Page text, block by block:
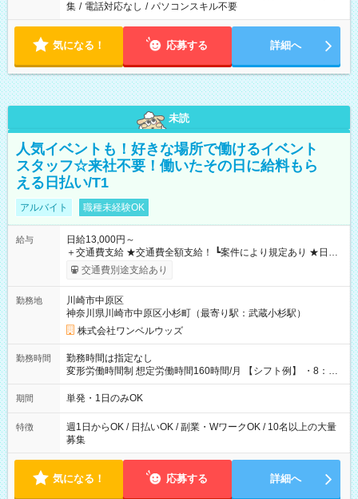
集 / 電話対応なし / パソコンスキル不要
気になる！ 応募する 詳細へ
未読
人気イベントも！好きな場所で働けるイベント
スタッフ☆来社不要！働いたその日に給料もら
える日払い/T1
アルバイト 職種未経験OK
給与
日給13,000円～
＋交通費支給 ★交通費全額支給！ ┗案件により規定あり ★日払
いOK！（規定あり） ┗働いたその日に現金GET♪ お仕事後はコ
ンビニATMから 日払い分を引き落とせます！ 【試用期間】試
交通費別途支給あり
勤務地
川崎市中原区
神奈川県川崎市中原区小杉町（最寄り駅：武蔵小杉駅）
株式会社ワンベルウッズ
勤務時間
勤務時間は指定なし
変形労働時間制 想定労働時間160時間/月 【シフト例】 ・8：00
～21：00
期間 単発・1日のみOK
特徴
週1日からOK / 日払いOK / 副業・WワークOK / 10名以上の大量
募集
気になる！ 応募する 詳細へ